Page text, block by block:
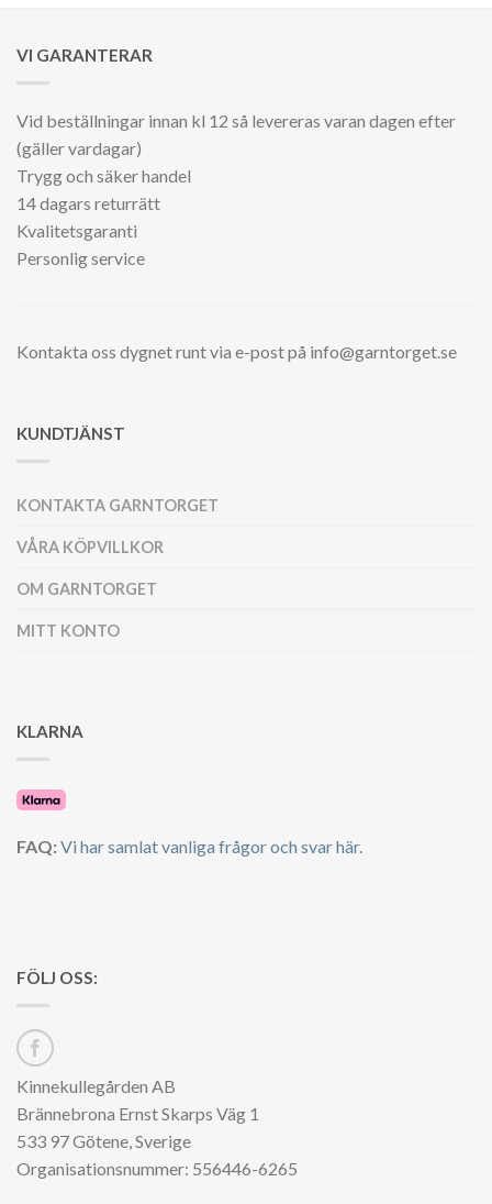
VI GARANTERAR
Vid beställningar innan kl 12 så levereras varan dagen efter
(gäller vardagar)
Trygg och säker handel
14 dagars returrätt
Kvalitetsgaranti
Personlig service
Kontakta oss dygnet runt via e-post på info@garntorget.se
KUNDTJÄNST
KONTAKTA GARNTORGET
VÅRA KÖPVILLKOR
OM GARNTORGET
MITT KONTO
KLARNA
FAQ:Vi har samlat vanliga frågor och svar här.
FÖLJ OSS:
Kinnekullegården AB
Brännebrona Ernst Skarps Väg 1
533 97 Götene, Sverige
Organisationsnummer: 556446-6265